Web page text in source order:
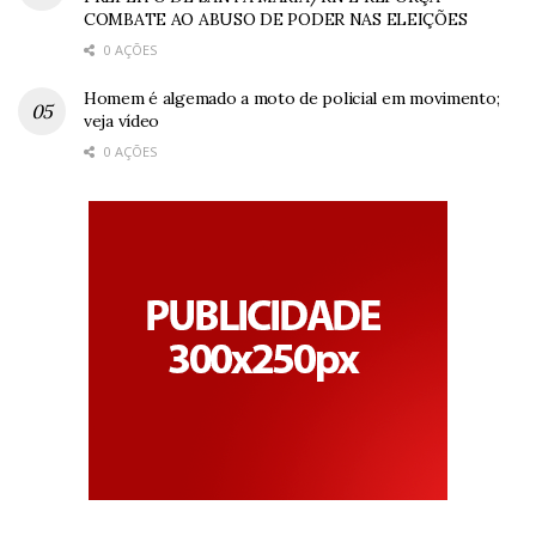
COMBATE AO ABUSO DE PODER NAS ELEIÇÕES
0 AÇÕES
Homem é algemado a moto de policial em movimento;
veja vídeo
0 AÇÕES